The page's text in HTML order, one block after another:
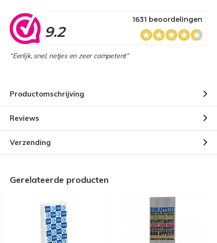
9.2
1631 beoordelingen
“Eerlijk, snel, netjes en zeer competent”
Productomschrijving
Reviews
Verzending
Gerelateerde producten